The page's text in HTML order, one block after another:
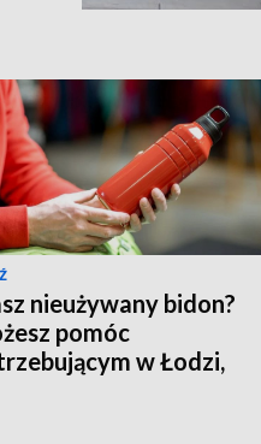
nieużywany bidon?
pomóc
w Łodzi,